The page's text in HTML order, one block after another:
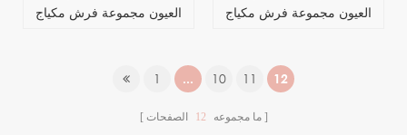
العيون مجموعة فرش مكياج
العيون مجموعة فرش مكياج
1 ... 10 11 12
ما مجموعه 12 الصفحات